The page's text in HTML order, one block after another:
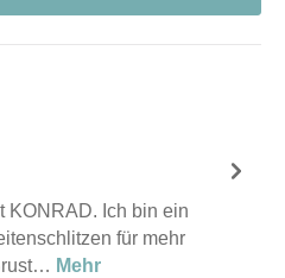
KONRAD. Ich bin ein
für mehr
Mehr